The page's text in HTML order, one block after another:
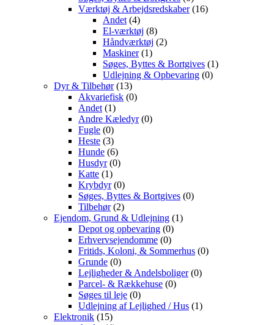
Værktøj & Arbejdsredskaber(16)
Andet (4)
El-værktøj (8)
Håndværktøj (2)
Maskiner(1)
Søges, Byttes & Bortgives (1)
Udlejning & Opbevaring (0)
Dyr & Tilbehør(13)
Akvariefisk (0)
Andet (1)
Andre Kæledyr(0)
Fugle (0)
Heste (3)
Hunde (6)
Husdyr(0)
Katte (1)
Krybdyr(0)
Søges, Byttes & Bortgives (0)
Tilbehør(2)
Ejendom, Grund & Udlejning (1)
Depot og opbevaring (0)
Erhvervsejendomme (0)
Fritids, Koloni, & Sommerhus (0)
Grunde (0)
Lejligheder & Andelsboliger(0)
Parcel- & Rækkehuse (0)
Søges til leje (0)
Udlejning af Lejlighed / Hus (1)
Elektronik (15)